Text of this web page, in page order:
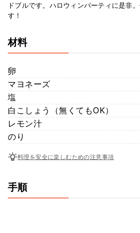
ドブルです。ハロウィンパーティに是非
す！
材料
卵
マヨネーズ
塩
白こしょう（無くてもOK）
レモン汁
のり
料理を安全に楽しむための注意事項
手順